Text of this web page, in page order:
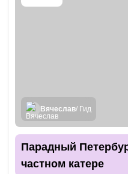
Вячеслав/ Гид
Парадный
частном катере